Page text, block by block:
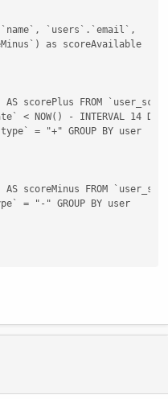
`users`.`email`,
as scoreAvailable
AS scorePlus FROM
< NOW() - INTERVAL 14 DAY
= "+" GROUP BY user
AS scoreMinus FROM
= "-" GROUP BY user